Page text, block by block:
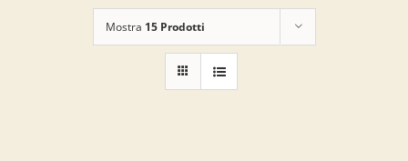
Mostra 15 Prodotti